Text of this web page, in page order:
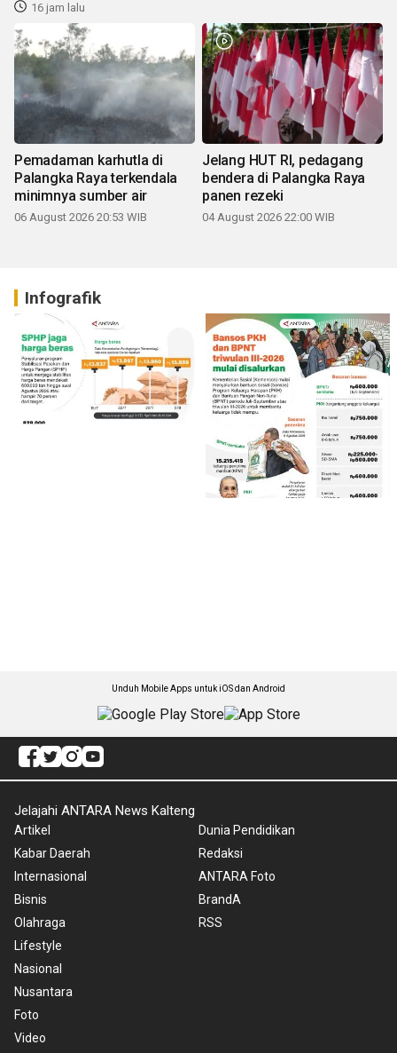
16 jam lalu
Pemadaman karhutla di
Palangka Raya terkendala
minimnya sumber air
06 August 2026 20:53 WIB
Jelang HUT RI, pedagang
bendera di Palangka Raya
panen rezeki
04 August 2026 22:00 WIB
Infografik
Unduh Mobile Apps untuk iOS dan Android
Jelajahi ANTARA News Kalteng
Artikel
Kabar Daerah
Internasional
Bisnis
Olahraga
Lifestyle
Nasional
Nusantara
Foto
Video
Dunia Pendidikan
Redaksi
ANTARA Foto
BrandA
RSS